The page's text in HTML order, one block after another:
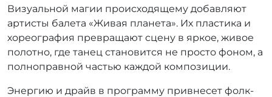
Визуальной магии происходящему добавляют
артисты балета «Живая планета». Их пластика и
хореография превращают сцену в яркое, живое
полотно, где танец становится не просто фоном, а
полноправной частью каждой композиции.
Энергию и драйв в программу привнесет фолк-